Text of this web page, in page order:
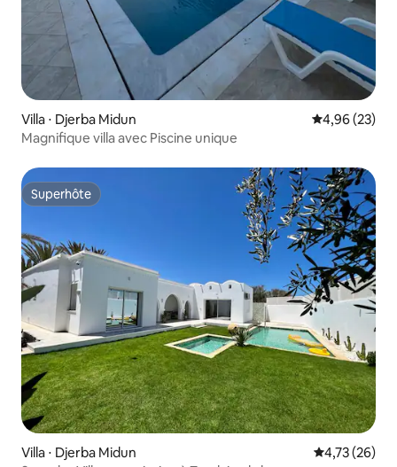
Villa ⋅ Djerba Midun Évaluation
4,96 (23)
Magnifique villa avec Piscine unique
Superhôte
Superhôte
Villa ⋅ Djerba Midun Évaluation
4,73 (26)